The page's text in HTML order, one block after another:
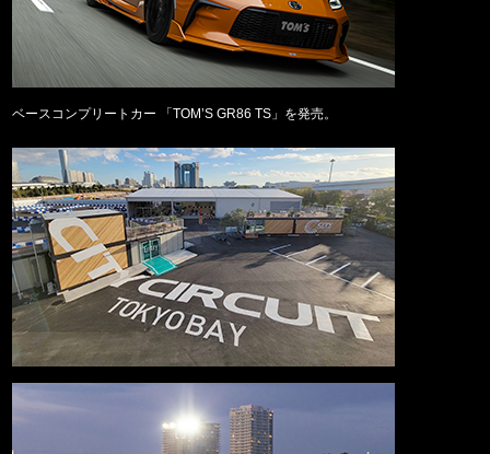
ベースコンプリートカー 「TOM’S GR86 TS」を発売。